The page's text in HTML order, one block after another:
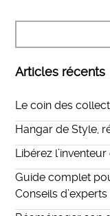
Articles récents
Le coin des
Hangar de Style,
Libérez
Guide complet
Conseils